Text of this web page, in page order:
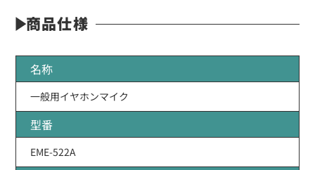
商品仕様
名称
一般用イヤホンマイク
型番
EME-522A